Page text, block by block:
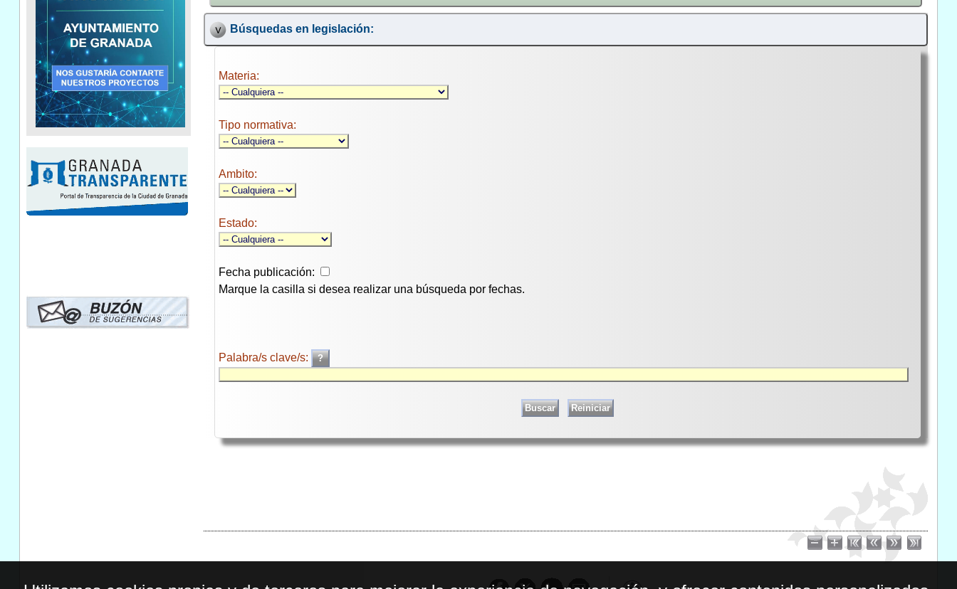
Búsquedas en legislación:
Materia:
Tipo normativa:
Ambito:
Estado:
Fecha publicación:
Marque la casilla si desea realizar una búsqueda por fechas.
Palabra/s clave/s: